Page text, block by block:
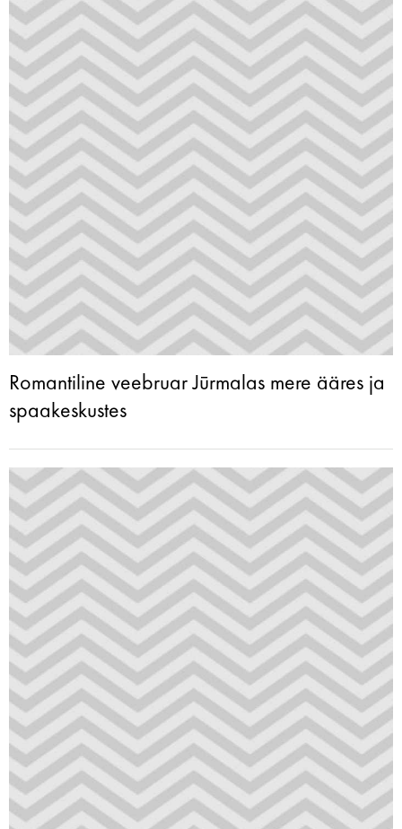
Romantiline veebruar Jūrmalas mere ääres ja
spaakeskustes